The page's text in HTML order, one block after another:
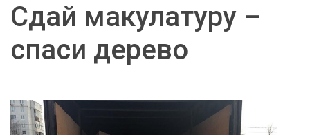
Сдай макулатуру –
спаси дерево